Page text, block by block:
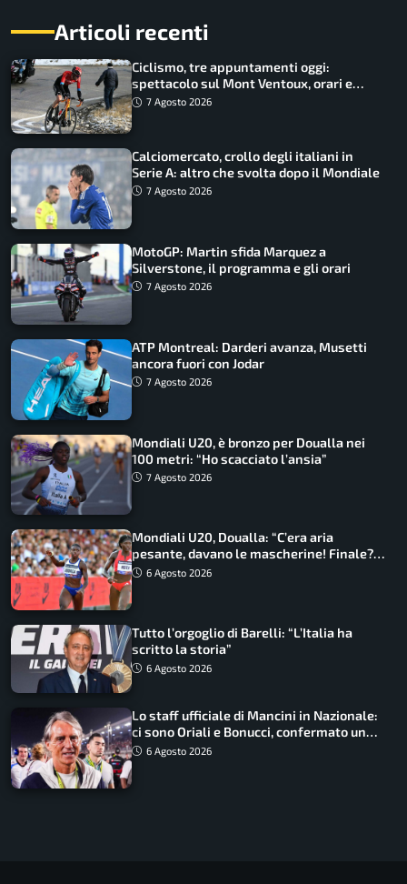
Articoli recenti
Ciclismo, tre appuntamenti oggi:
spettacolo sul Mont Ventoux, orari e
come vederli
7 Agosto 2026
Calciomercato, crollo degli italiani in
Serie A: altro che svolta dopo il Mondiale
7 Agosto 2026
MotoGP: Martin sfida Marquez a
Silverstone, il programma e gli orari
7 Agosto 2026
ATP Montreal: Darderi avanza, Musetti
ancora fuori con Jodar
7 Agosto 2026
Mondiali U20, è bronzo per Doualla nei
100 metri: “Ho scacciato l’ansia”
7 Agosto 2026
Mondiali U20, Doualla: “C’era aria
pesante, davano le mascherine! Finale?
Non ho nulla da perdere”
6 Agosto 2026
Tutto l’orgoglio di Barelli: “L’Italia ha
scritto la storia”
6 Agosto 2026
Lo staff ufficiale di Mancini in Nazionale:
ci sono Oriali e Bonucci, confermato un
ritorno
6 Agosto 2026